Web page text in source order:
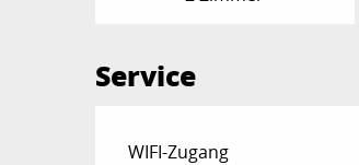
Service
WIFI-Zugang